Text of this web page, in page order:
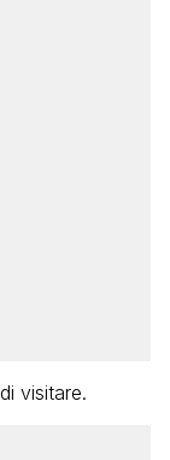
visitare.